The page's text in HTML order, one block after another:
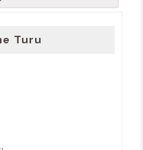
Turu